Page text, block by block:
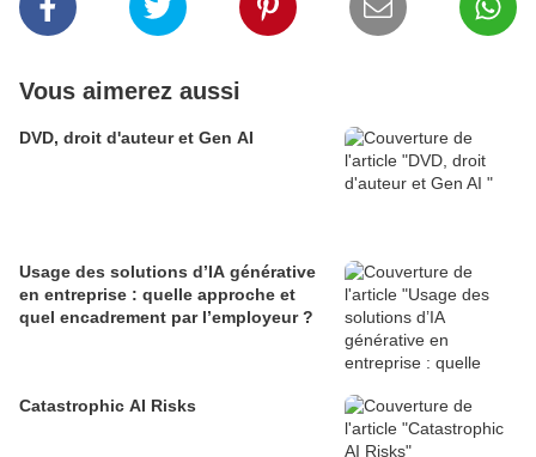
Vous aimerez aussi
DVD, droit d'auteur et Gen AI
Usage des solutions d’IA générative
en entreprise : quelle approche et
quel encadrement par l’employeur ?
Catastrophic AI Risks